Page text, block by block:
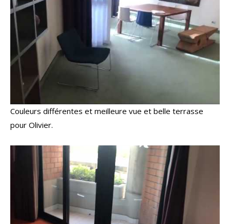
Couleurs différentes et meilleure vue et belle terrasse
pour Olivier.